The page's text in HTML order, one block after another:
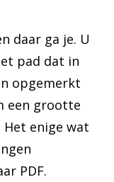
daar ga je. U
pad dat in
opgemerkt
een grootte
enige wat
PDF.